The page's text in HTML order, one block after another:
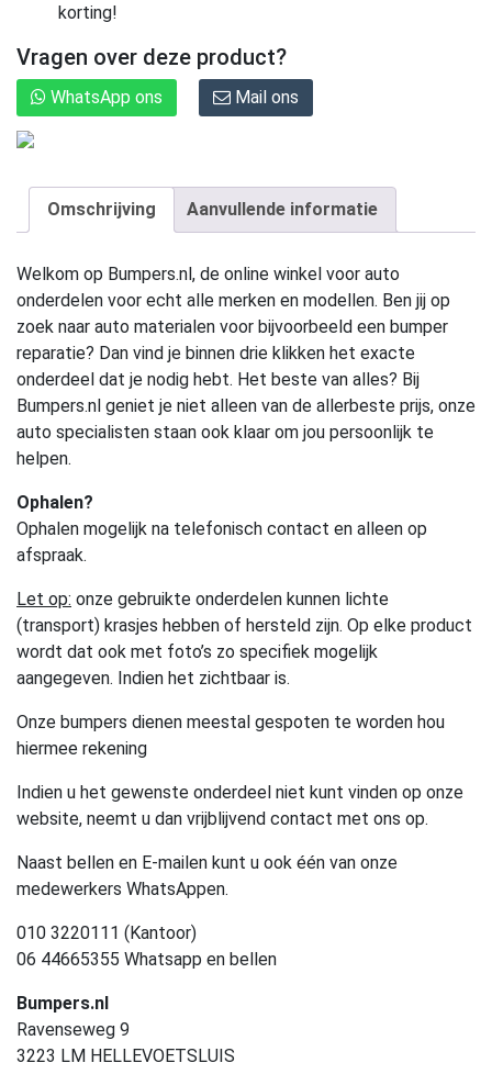
korting!
Vragen over deze product?
WhatsApp ons Mail ons
Omschrijving Aanvullende informatie
Welkom op Bumpers.nl, de online winkel voor auto
onderdelen voor echt alle merken en modellen. Ben jij op
zoek naar auto materialen voor bijvoorbeeld een bumper
reparatie? Dan vind je binnen drie klikken het exacte
onderdeel dat je nodig hebt. Het beste van alles? Bij
Bumpers.nl geniet je niet alleen van de allerbeste prijs, onze
auto specialisten staan ook klaar om jou persoonlijk te
helpen.
Ophalen?
Ophalen mogelijk na telefonisch contact en alleen op
afspraak.
Let op: onze gebruikte onderdelen kunnen lichte
(transport) krasjes hebben of hersteld zijn. Op elke product
wordt dat ook met foto’s zo specifiek mogelijk
aangegeven. Indien het zichtbaar is.
Onze bumpers dienen meestal gespoten te worden hou
hiermee rekening
Indien u het gewenste onderdeel niet kunt vinden op onze
website, neemt u dan vrijblijvend contact met ons op.
Naast bellen en E-mailen kunt u ook één van onze
medewerkers WhatsAppen.
010 3220111 (Kantoor)
06 44665355 Whatsapp en bellen
Bumpers.nl
Ravenseweg 9
3223 LM HELLEVOETSLUIS